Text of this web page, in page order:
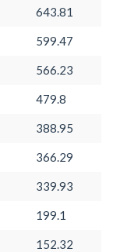
643.81
599.47
566.23
479.8
388.95
366.29
339.93
199.1
152.32